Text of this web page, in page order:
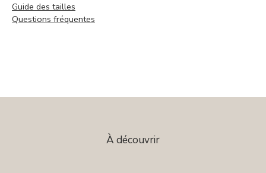
Guide des tailles
Questions fréquentes
À découvrir